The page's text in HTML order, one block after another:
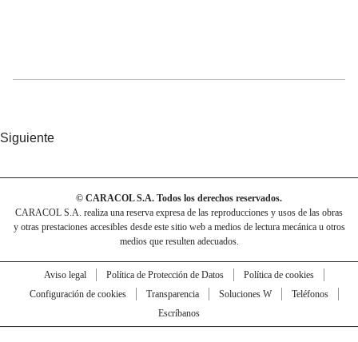
Siguiente
© CARACOL S.A. Todos los derechos reservados.
CARACOL S.A. realiza una reserva expresa de las reproducciones y usos de las obras
y otras prestaciones accesibles desde este sitio web a medios de lectura mecánica u otros
medios que resulten adecuados.
Aviso legal Política de Protección de Datos
Política de cookies
Configuración de cookies
Transparencia Soluciones W
Teléfonos
Escríbanos